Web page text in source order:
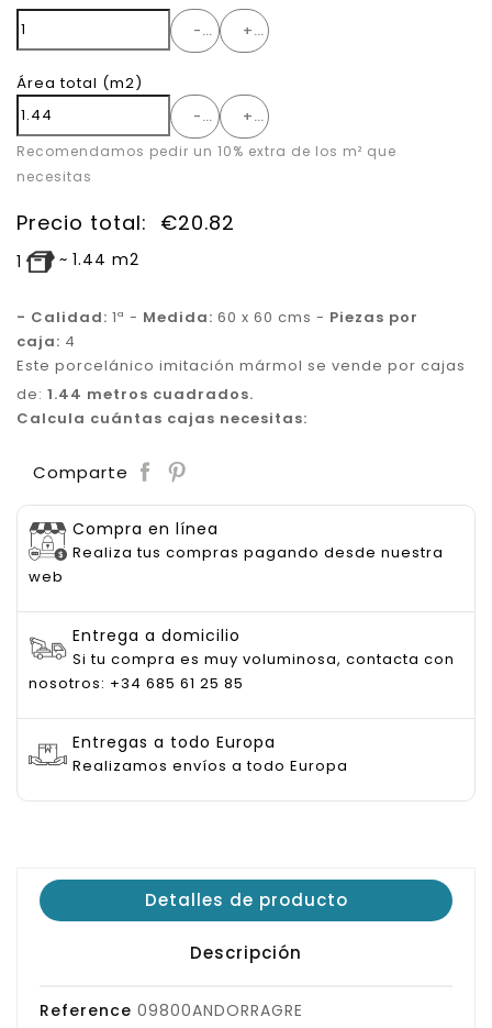
- +
Área total (m2)
-
+
Recomendamos pedir un 10% extra de los m² que
necesitas
Precio total: €20.82
1 ~ 1.44 m2
- Calidad: 1ª - Medida: 60 x 60 cms - Piezas por
caja: 4
Este porcelánico imitación mármol se vende por cajas
de: 1.44 metros cuadrados.
Calcula cuántas cajas necesitas:
Comparte
Compra en línea
Realiza tus compras pagando desde nuestra
web
Entrega a domicilio
Si tu compra es muy voluminosa, contacta con
nosotros: +34 685 61 25 85
Entregas a todo Europa
Realizamos envíos a todo Europa
Detalles de producto
Descripción
Reference 09800ANDORRAGRE